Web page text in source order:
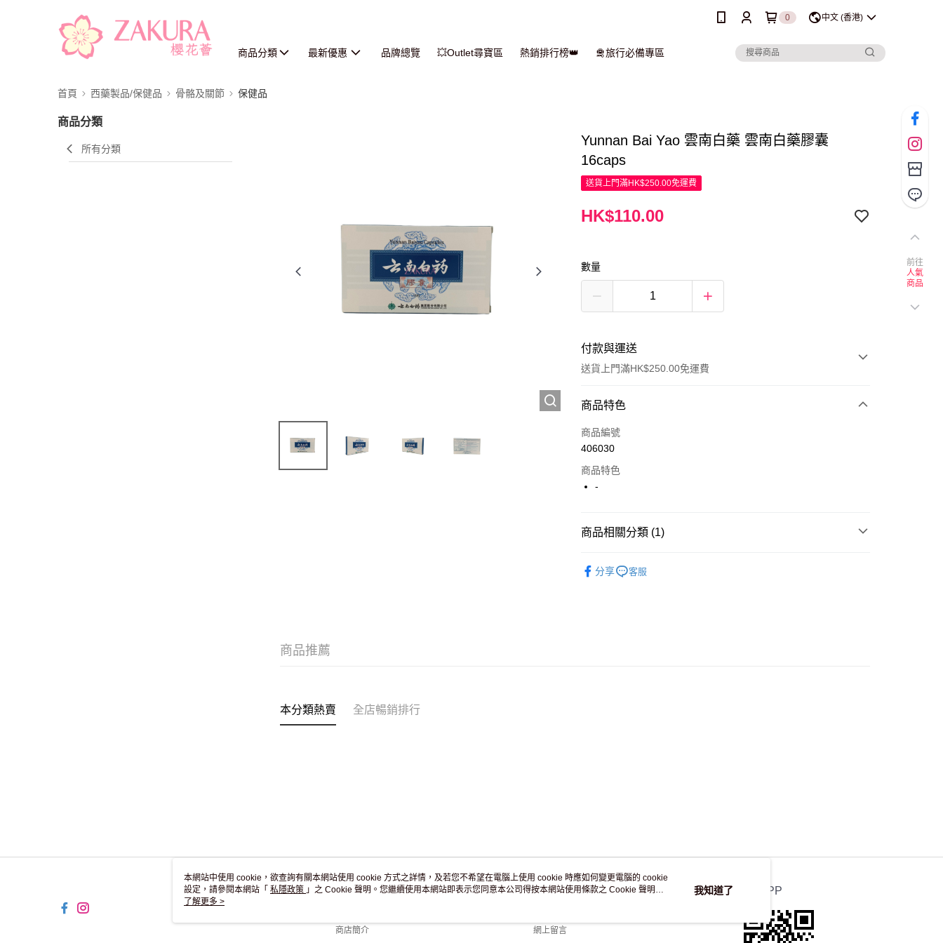
0 中文 (香港)
商品分類 最新優惠 品牌總覽 💥Outlet尋寶區 熱銷排行榜👑 🛅旅行必備專區
首頁 西藥製品/保健品 骨骼及關節 保健品
商品分類
所有分類
Yunnan Bai Yao 雲南白藥 雲南白藥膠囊
16caps
送貨上門滿HK$250.00免運費
HK$110.00
數量
付款與運送
送貨上門滿HK$250.00免運費
付款方式
信用卡
JD京東物流，訂單確認發貨後2-4個工作天送達
商品特色
商品編號
406030
商品特色
-
商品相關分類 (1)
分享
客服
商品推薦
本分類熱賣 全店暢銷排行
關於我們
商店簡介
客戶服務
網上留言
官方APP
前往
人氣
商品
本網站中使用 cookie，欲查詢有關本網站使用 cookie 方式之詳情，及若您不希望在電腦上使用 cookie 時應如何變更電腦的 cookie
設定，請參閱本網站「 私隱政策 」之 Cookie 聲明。您繼續使用本網站即表示您同意本公司得按本網站使用條款之 Cookie 聲明使
用 cookie。
了解更多 >
我知道了